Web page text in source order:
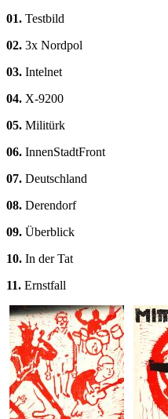
01. Testbild
02. 3x Nordpol
03. Intelnet
04. X-9200
05. Militürk
06. InnenStadtFront
07. Deutschland
08. Derendorf
09. Überblick
10. In der Tat
11. Ernstfall